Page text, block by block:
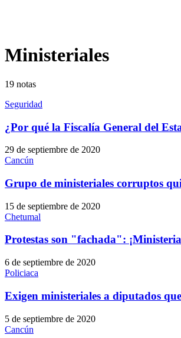
Ministeriales
19 notas
Seguridad
¿Por qué la Fiscalía General del
29 de septiembre de 2020
Cancún
Grupo de ministeriales corruptos
15 de septiembre de 2020
Chetumal
Protestas son "fachada":
6 de septiembre de 2020
Policiaca
Exigen ministeriales a diputados
5 de septiembre de 2020
Cancún